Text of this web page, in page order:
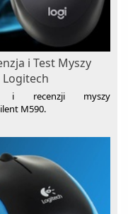
i Test Myszy
i recenzji myszy
M590.